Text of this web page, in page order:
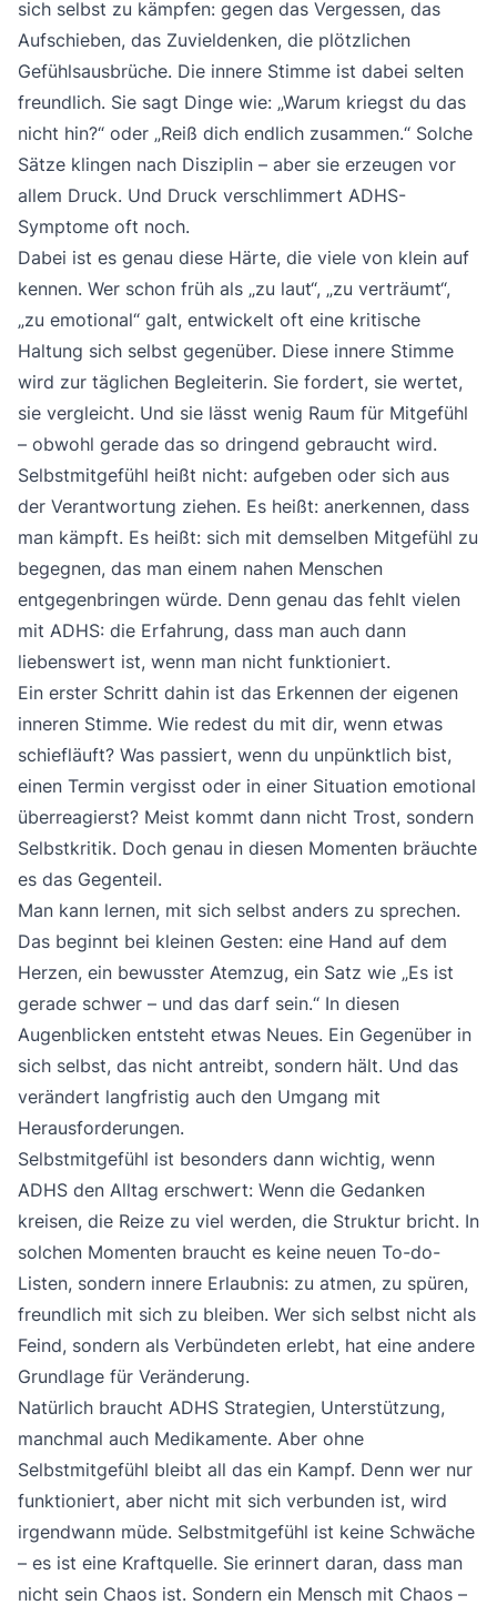
sich selbst zu kämpfen: gegen das Vergessen, das
Aufschieben, das Zuvieldenken, die plötzlichen
Gefühlsausbrüche. Die innere Stimme ist dabei selten
freundlich. Sie sagt Dinge wie: „Warum kriegst du das
nicht hin?“ oder „Reiß dich endlich zusammen.“ Solche
Sätze klingen nach Disziplin – aber sie erzeugen vor
allem Druck. Und Druck verschlimmert ADHS-
Symptome oft noch.
Dabei ist es genau diese Härte, die viele von klein auf
kennen. Wer schon früh als „zu laut“, „zu verträumt“,
„zu emotional“ galt, entwickelt oft eine kritische
Haltung sich selbst gegenüber. Diese innere Stimme
wird zur täglichen Begleiterin. Sie fordert, sie wertet,
sie vergleicht. Und sie lässt wenig Raum für Mitgefühl
– obwohl gerade das so dringend gebraucht wird.
Selbstmitgefühl heißt nicht: aufgeben oder sich aus
der Verantwortung ziehen. Es heißt: anerkennen, dass
man kämpft. Es heißt: sich mit demselben Mitgefühl zu
begegnen, das man einem nahen Menschen
entgegenbringen würde. Denn genau das fehlt vielen
mit ADHS: die Erfahrung, dass man auch dann
liebenswert ist, wenn man nicht funktioniert.
Ein erster Schritt dahin ist das Erkennen der eigenen
inneren Stimme. Wie redest du mit dir, wenn etwas
schiefläuft? Was passiert, wenn du unpünktlich bist,
einen Termin vergisst oder in einer Situation emotional
überreagierst? Meist kommt dann nicht Trost, sondern
Selbstkritik. Doch genau in diesen Momenten bräuchte
es das Gegenteil.
Man kann lernen, mit sich selbst anders zu sprechen.
Das beginnt bei kleinen Gesten: eine Hand auf dem
Herzen, ein bewusster Atemzug, ein Satz wie „Es ist
gerade schwer – und das darf sein.“ In diesen
Augenblicken entsteht etwas Neues. Ein Gegenüber in
sich selbst, das nicht antreibt, sondern hält. Und das
verändert langfristig auch den Umgang mit
Herausforderungen.
Selbstmitgefühl ist besonders dann wichtig, wenn
ADHS den Alltag erschwert: Wenn die Gedanken
kreisen, die Reize zu viel werden, die Struktur bricht. In
solchen Momenten braucht es keine neuen To-do-
Listen, sondern innere Erlaubnis: zu atmen, zu spüren,
freundlich mit sich zu bleiben. Wer sich selbst nicht als
Feind, sondern als Verbündeten erlebt, hat eine andere
Grundlage für Veränderung.
Natürlich braucht ADHS Strategien, Unterstützung,
manchmal auch Medikamente. Aber ohne
Selbstmitgefühl bleibt all das ein Kampf. Denn wer nur
funktioniert, aber nicht mit sich verbunden ist, wird
irgendwann müde. Selbstmitgefühl ist keine Schwäche
– es ist eine Kraftquelle. Sie erinnert daran, dass man
nicht sein Chaos ist. Sondern ein Mensch mit Chaos –